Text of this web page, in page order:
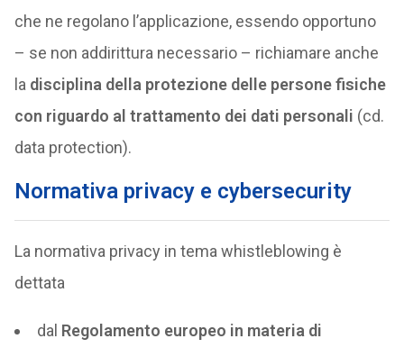
che ne regolano l’applicazione, essendo opportuno
– se non addirittura necessario – richiamare anche
la disciplina della protezione delle persone fisiche
con riguardo al trattamento dei dati personali (cd.
data protection).
Normativa privacy e cybersecurity
La normativa privacy in tema whistleblowing è
dettata
dal Regolamento europeo in materia di